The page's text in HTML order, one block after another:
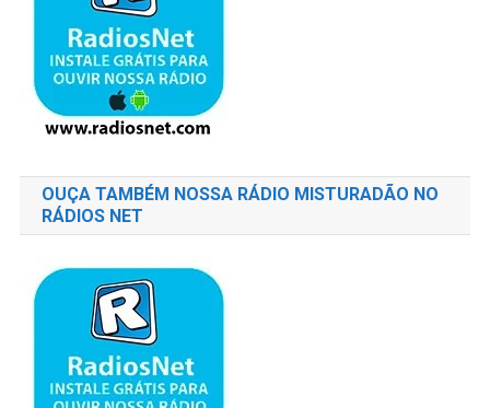
OUÇA TAMBÉM NOSSA RÁDIO MISTURADÃO NO
RÁDIOS NET